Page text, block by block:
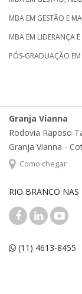
MBA EM GESTÃO E
MBA EM LIDERANÇA
PÓS-GRADUAÇÃO
Granja Vianna
Rodovia Raposo
Granja Vianna -
Como chegar
RIO BRANCO NAS
(11) 4613-8455